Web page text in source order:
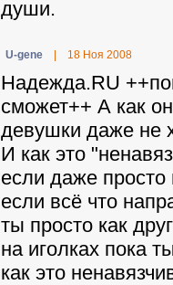
души.
U-gene 18 Ноя 2008
Haдeждa.RU
сможет++ А как
девушки даже не
И как это
если даже
если всё что
ты просто как
на иголках пока
как это